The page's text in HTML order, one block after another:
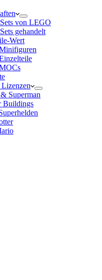
von LEGO
gehandelt
Wert
Superman
Buildings